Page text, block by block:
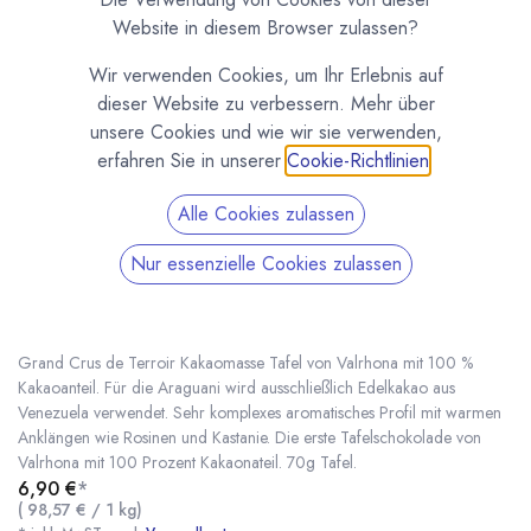
Araguani 100% - Grand Crus Tafel von
Grand Crus de Terroir Kakaomasse Tafel von Valrhona mit 100 %
Kakaoanteil. Für die Araguani wird ausschließlich Edelkakao aus
Venezuela verwendet. Sehr komplexes aromatisches Profil mit warmen
Anklängen wie Rosinen und Kastanie. Die erste Tafelschokolade von
Valrhona mit 100 Prozent Kakaonateil. 70g Tafel.
6,90 €*
( 98,57 € / 1 kg)
Website in diesem Browser zulassen?
Wir verwenden Cookies, um Ihr Erlebnis auf
dieser Website zu verbessern. Mehr über
unsere Cookies und wie wir sie verwenden,
erfahren Sie in unserer Cookie-Richtlinien
Alle Cookies zulassen
Nur essenzielle Cookies zulassen